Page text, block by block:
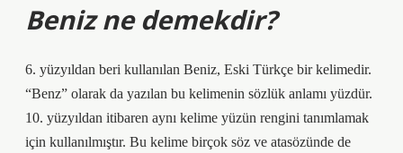
Beniz ne demekdir?
6. yüzyıldan beri kullanılan Beniz, Eski Türkçe bir kelimedir.
“Benz” olarak da yazılan bu kelimenin sözlük anlamı yüzdür.
10. yüzyıldan itibaren aynı kelime yüzün rengini tanımlamak
için kullanılmıştır. Bu kelime birçok söz ve atasözünde de